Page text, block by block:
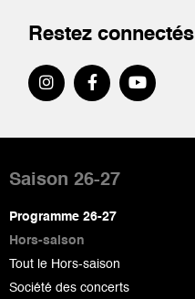
Restez connectés
de
page
Saison 26-27
Programme 26-27
Hors-saison
Tout le Hors-saison
Société des concerts